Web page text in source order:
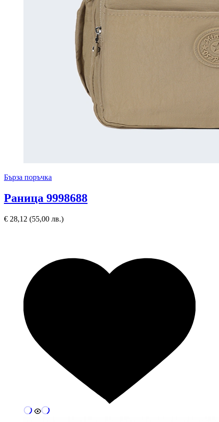
Бърза поръчка
Раница 9998688
€ 28,12 (55,00 лв.)